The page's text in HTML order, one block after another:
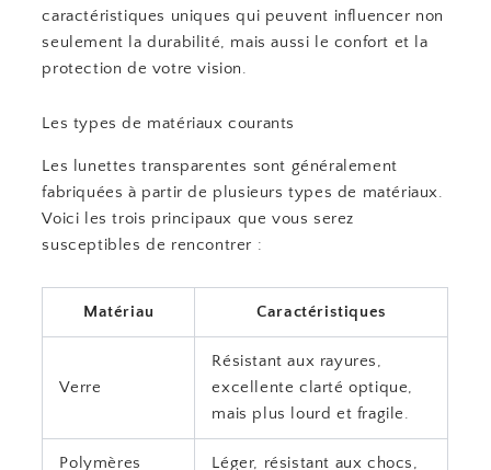
caractéristiques uniques qui peuvent influencer non
seulement la durabilité, mais aussi le confort et la
protection de votre vision.
Les types de matériaux courants
Les lunettes transparentes sont généralement
fabriquées à partir de plusieurs types de matériaux.
Voici les trois principaux que vous serez
susceptibles de rencontrer :
Matériau Caractéristiques
Verre
Résistant aux rayures,
excellente clarté optique,
mais plus lourd et fragile.
Polymères
Léger, résistant aux chocs,